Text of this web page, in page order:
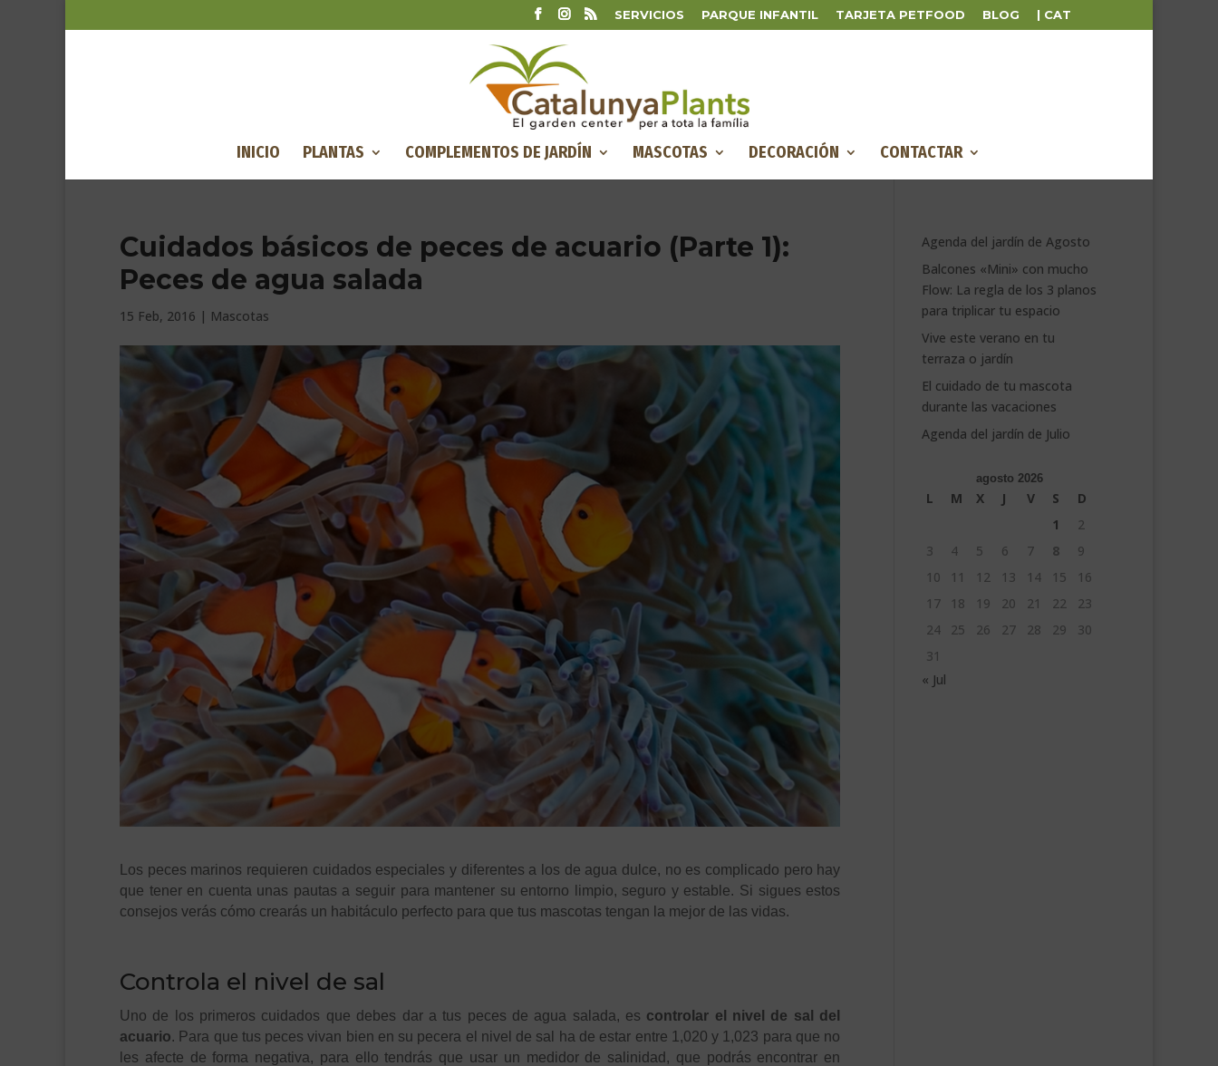
SERVICIOS PARQUE INFANTIL TARJETA PETFOOD BLOG | CAT
INICIO PLANTAS COMPLEMENTOS DE JARDÍN MASCOTAS DECORACIÓN CONTACTAR
Cuidados básicos de peces de acuario (Parte 1):
Peces de agua salada
15 Feb, 2016 | Mascotas
Los peces marinos requieren cuidados especiales y diferentes a los de agua dulce, no es complicado pero hay
que tener en cuenta unas pautas a seguir para mantener su entorno limpio, seguro y estable. Si sigues estos
consejos verás cómo crearás un habitáculo perfecto para que tus mascotas tengan la mejor de las vidas.
Controla el nivel de sal
Uno de los primeros cuidados que debes dar a tus peces de agua salada, es controlar el nivel de sal del
acuario. Para que tus peces vivan bien en su pecera el nivel de sal ha de estar entre 1,020 y 1,023 para que no
les afecte de forma negativa, para ello tendrás que usar un medidor de salinidad, que podrás encontrar en
Agenda del jardín de Agosto
Balcones «Mini» con mucho
Flow: La regla de los 3 planos
para triplicar tu espacio
Vive este verano en tu
terraza o jardín
El cuidado de tu mascota
durante las vacaciones
Agenda del jardín de Julio
agosto 2026
L M X J V S
D
1
2
3
4 5 6 7 8
9
10
11 12 13 14 15
16
17
18 19 20 21 22
23
24
25 26 27 28 29
30
31
« Jul